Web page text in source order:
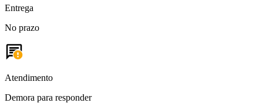
Entrega
No prazo
Atendimento
Demora para responder